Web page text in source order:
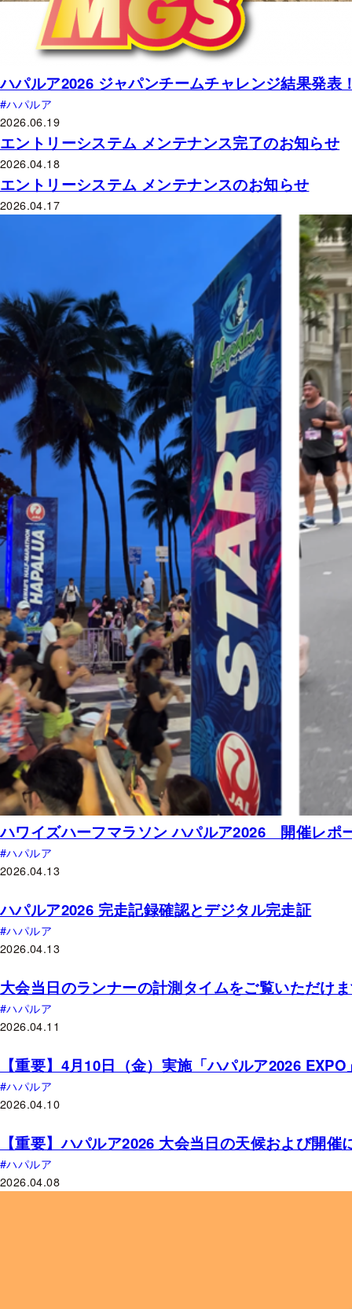
ハパルア2026 ジャパンチームチャレンジ結果発表
ハパルア
2026.06.19
エントリーシステム メンテナンス完了のお知らせ
2026.04.18
エントリーシステム メンテナンスのお知らせ
2026.04.17
ハワイズハーフマラソン ハパルア2026 開催レポ
ハパルア
2026.04.13
ハパルア2026 完走記録確認とデジタル完走証
ハパルア
2026.04.13
大会当日のランナーの計測タイムをご覧いただけ
ハパルア
2026.04.11
【重要】4月10日（金）実施「ハパルア2026
ハパルア
2026.04.10
【重要】ハパルア2026 大会当日の天候および開催
ハパルア
2026.04.08